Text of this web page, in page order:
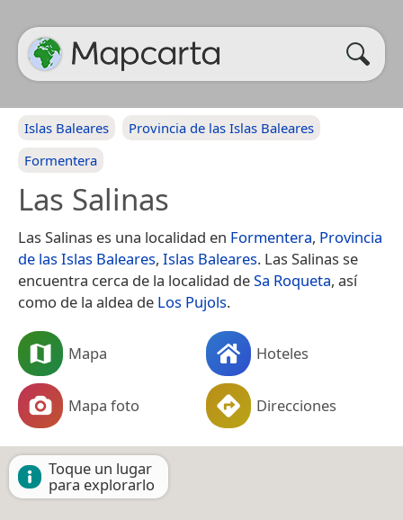
Islas Baleares
Provincia de las Islas Baleares
Formentera
Las Salinas
Las Salinas es una localidad en Formentera, Provincia
de las Islas Baleares, Islas Baleares. Las Salinas se
encuentra cerca de la localidad deSa Roqueta, así
como de la aldea de Los Pujols.
Mapa Hoteles
Mapa foto Direcciones
Toque un lugar
para explorarlo